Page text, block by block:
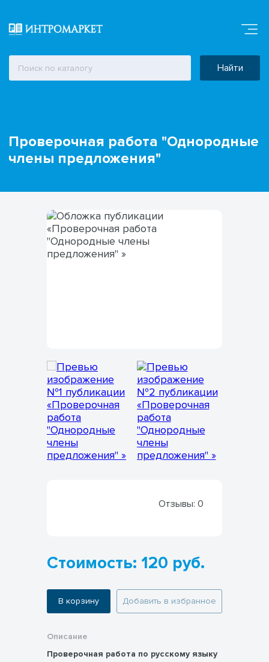
Найти
Проверочная работа "Однородные
члены предложения"
Отзывы: 0
Стоимость: 120 руб.
В корзину Добавить в избранное
Описание
Проверочная работа по русскому языку